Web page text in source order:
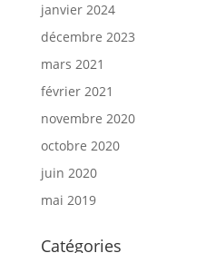
janvier 2024
décembre 2023
mars 2021
février 2021
novembre 2020
octobre 2020
juin 2020
mai 2019
Catégories